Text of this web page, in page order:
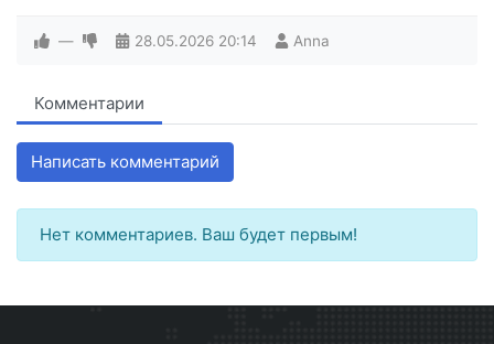
— 28.05.2026 20:14 Anna
Комментарии
Написать комментарий
Нет комментариев. Ваш будет первым!